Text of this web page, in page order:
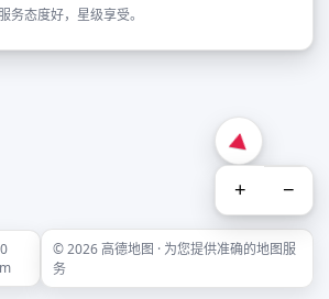
务态度好，星级享受。
+ −
© 2026 高德地图 · 为您提供准确的地图服
务